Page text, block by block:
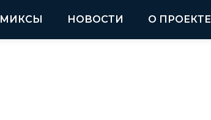
МИКСЫ НОВОСТИ О ПРОЕКТЕ